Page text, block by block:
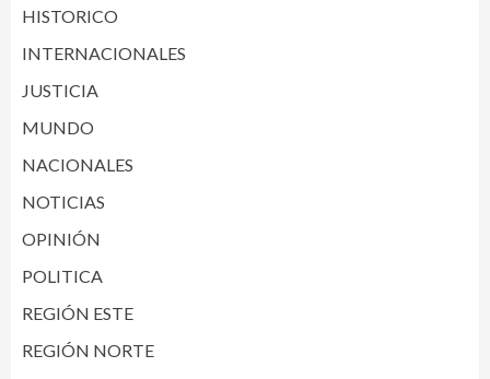
HISTORICO
INTERNACIONALES
JUSTICIA
MUNDO
NACIONALES
NOTICIAS
OPINIÓN
POLITICA
REGIÓN ESTE
REGIÓN NORTE